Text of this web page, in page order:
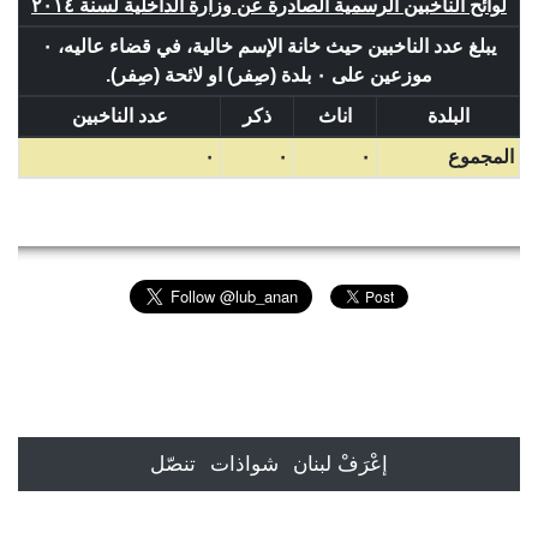
لوائح الناخبين الرسمية الصادرة عن وزارة الداخلية لسنة ٢٠١٤
يبلغ عدد الناخبين حيث خانة الإسم خالية، في قضاء عاليه، ٠
موزعين على ٠ بلدة (صِفر) او لائحة (صِفر).
البلدة
اناث ذكر
عدد الناخبين
المجموع
٠ ٠ ٠
إعْرَفْ لبنان شواذات تنصّل